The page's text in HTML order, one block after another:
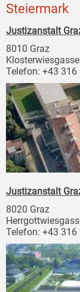
Steiermark
Justizanstalt
8010 Graz
Telefon: +43 316
Justizanstalt
8020 Graz
Telefon: +43 316